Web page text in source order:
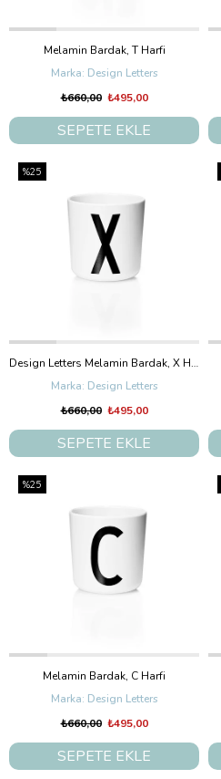
Melamin Bardak, T Harfi
Design Letters
₺495,00
₺660,00
SEPETE EKLE
Design Letters Melamin Bardak, X Harfi
Design Letters
₺495,00
₺660,00
SEPETE EKLE
%25
Melamin Bardak, C Harfi
Design Letters
₺495,00
₺660,00
SEPETE EKLE
%25